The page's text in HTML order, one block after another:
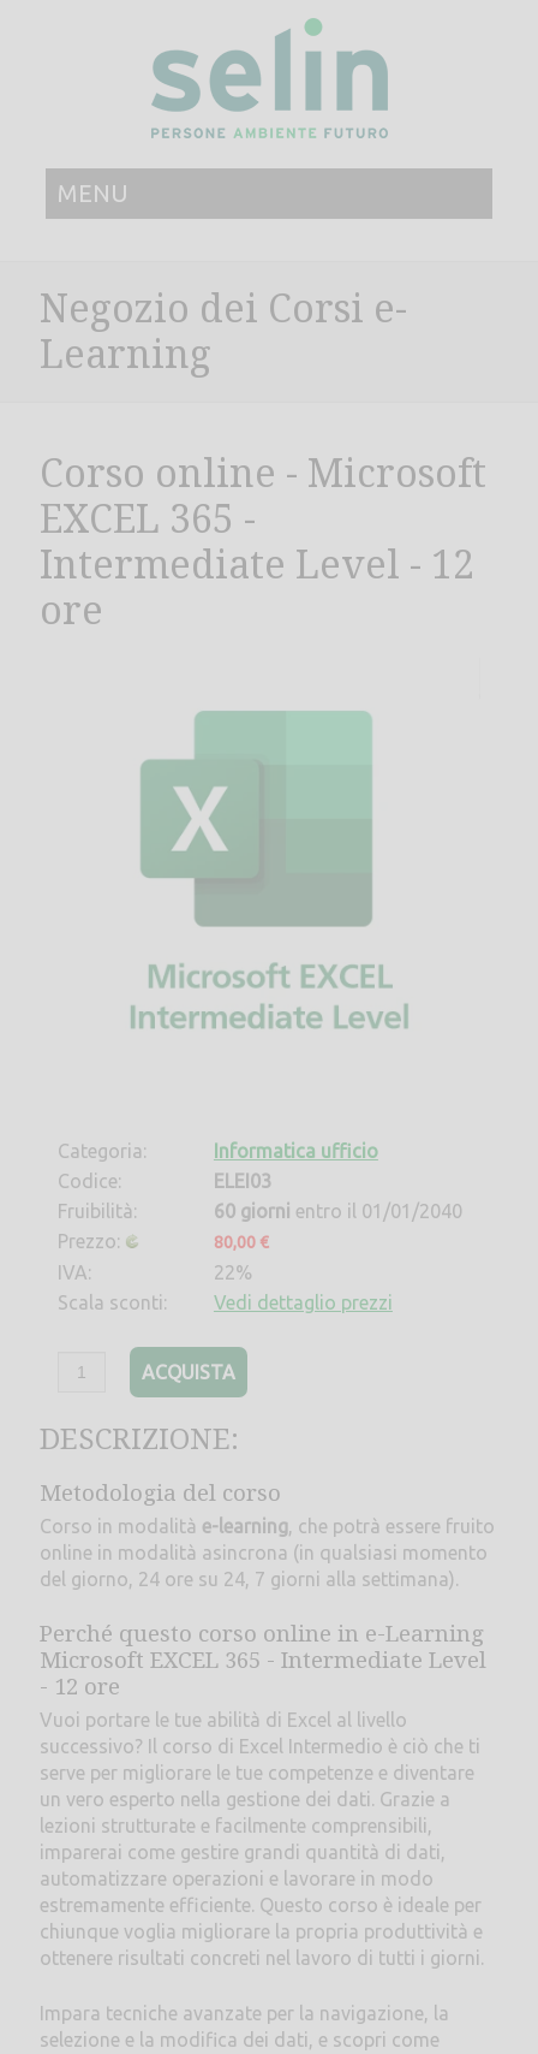
MENU
Negozio dei Corsi e-
Learning
Corso online - Microsoft
EXCEL 365 -
Intermediate Level - 12
ore
Categoria:
Informatica ufficio
Codice:
ELEI03
Fruibilità:
60 giorni entro il 01/01/2040
Prezzo:
80,00 €
IVA:
22%
Scala sconti:
Vedi dettaglio prezzi
ACQUISTA
DESCRIZIONE:
Metodologia del corso
Corso in modalità e-learning, che potrà essere fruito
online in modalità asincrona (in qualsiasi momento
del giorno, 24 ore su 24, 7 giorni alla settimana).
Perché questo corso online in e-Learning
Microsoft EXCEL 365 - Intermediate Level
- 12 ore
Vuoi portare le tue abilità di Excel al livello
successivo? Il corso di Excel Intermedio è ciò che ti
serve per migliorare le tue competenze e diventare
un vero esperto nella gestione dei dati. Grazie a
lezioni strutturate e facilmente comprensibili,
imparerai come gestire grandi quantità di dati,
automatizzare operazioni e lavorare in modo
estremamente efficiente. Questo corso è ideale per
chiunque voglia migliorare la propria produttività e
ottenere risultati concreti nel lavoro di tutti i giorni.
Impara tecniche avanzate per la navigazione, la
selezione e la modifica dei dati, e scopri come